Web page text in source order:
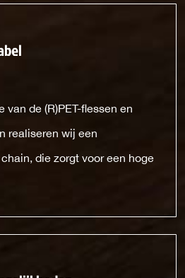
van de (R)PET-flessen en
realiseren wij een
die zorgt voor een hoge